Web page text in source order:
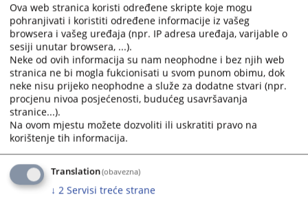
Ova web stranica koristi određene skripte koje mogu
pohranjivati i koristiti određene informacije iz vašeg
browsera i vašeg uređaja (npr. IP adresa uređaja, varijable o
sesiji unutar browsera, ...).
Neke od ovih informacija su nam neophodne i bez njih web
stranica ne bi mogla fukcionisati u svom punom obimu, dok
neke nisu prijeko neophodne a služe za dodatne stvari (npr.
procjenu nivoa posjećenosti, budućeg usavršavanja
stranice...).
Na ovom mjestu možete dozvoliti ili uskratiti pravo na
korištenje tih informacija.
Translation(obavezna)
↓ 2 Servisi treće strane